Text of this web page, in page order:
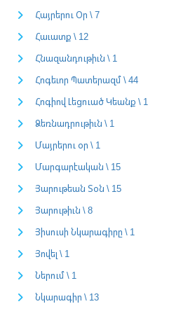
Հայրերու Օր \ 7
Հաւատք \ 12
Հնազանդութիւն \ 1
Հոգեւոր Պատերազմ \ 44
Հոգիով Լեցուած Կեանք \ 1
Ձեռնադրութիւն \ 1
Մայրերու օր \ 1
Մարգարէական \ 15
Յարութեան Տօն \ 15
Յարութիւն \ 8
Յիսուսի Նկարագիրը \ 1
Յովել \ 1
Ներում \ 1
Նկարագիր \ 13